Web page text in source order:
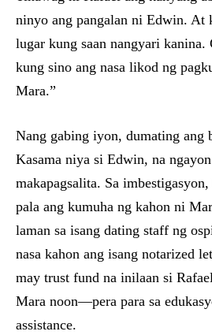
ninyo ang pangalan ni Edwin. At
lugar kung saan nangyari kanina.
kung sino ang nasa likod ng
Mara.”
Nang gabing iyon, dumating ang
Kasama niya si Edwin, na
makapagsalita. Sa
pala ang kumuha ng kahon ni
laman sa isang dating staff ng
nasa kahon ang isang notarized
may trust fund na inilaan si
Mara noon—pera para sa
assistance.